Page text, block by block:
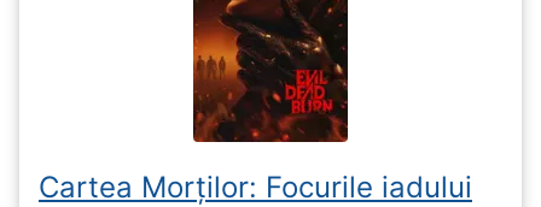
Cartea Morților: Focurile iadului